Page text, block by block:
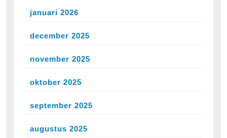
januari 2026
december 2025
november 2025
oktober 2025
september 2025
augustus 2025